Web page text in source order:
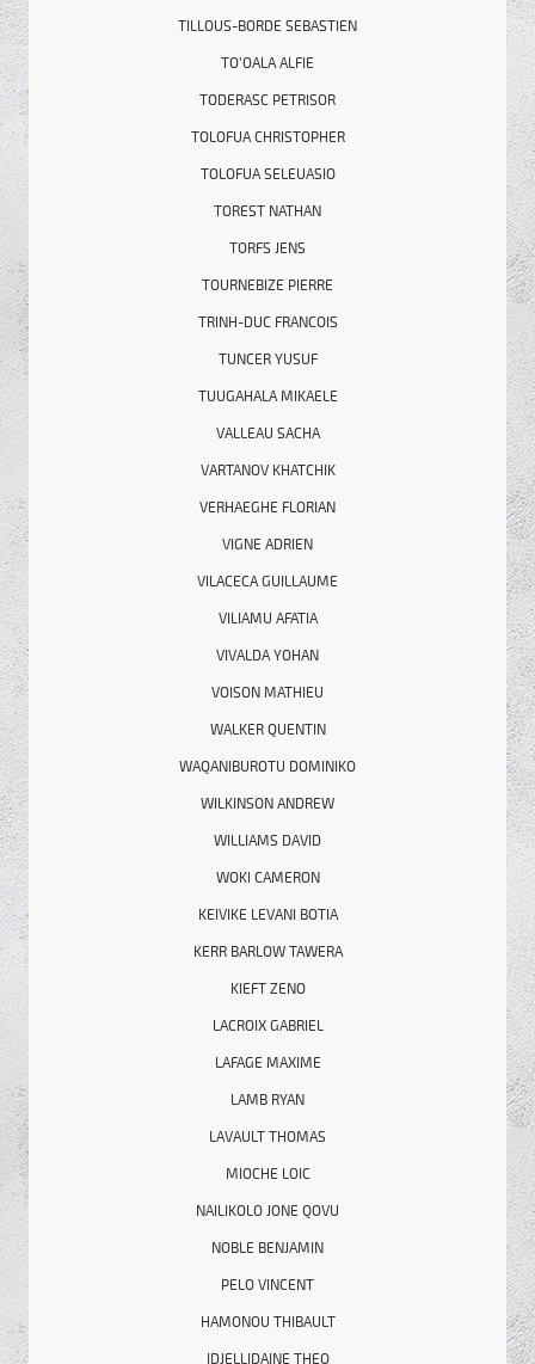
TILLOUS-BORDE SEBASTIEN
TO’OALA ALFIE
TODERASC PETRISOR
TOLOFUA CHRISTOPHER
TOLOFUA SELEUASIO
TOREST NATHAN
TORFS JENS
TOURNEBIZE PIERRE
TRINH-DUC FRANCOIS
TUNCER YUSUF
TUUGAHALA MIKAELE
VALLEAU SACHA
VARTANOV KHATCHIK
VERHAEGHE FLORIAN
VIGNE ADRIEN
VILACECA GUILLAUME
VILIAMU AFATIA
VIVALDA YOHAN
VOISON MATHIEU
WALKER QUENTIN
WAQANIBUROTU DOMINIKO
WILKINSON ANDREW
WILLIAMS DAVID
WOKI CAMERON
KEIVIKE LEVANI BOTIA
KERR BARLOW TAWERA
KIEFT ZENO
LACROIX GABRIEL
LAFAGE MAXIME
LAMB RYAN
LAVAULT THOMAS
MIOCHE LOIC
NAILIKOLO JONE QOVU
NOBLE BENJAMIN
PELO VINCENT
HAMONOU THIBAULT
IDJELLIDAINE THEO